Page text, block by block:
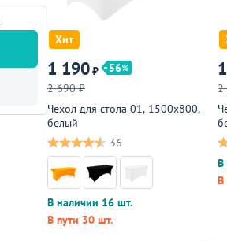
Хит
1 190₽
56
2 690 ₽
Чехол для стола 01, 1500х800,
белый
36
В наличии 16 шт.
В пути 30 шт.
2
В
В